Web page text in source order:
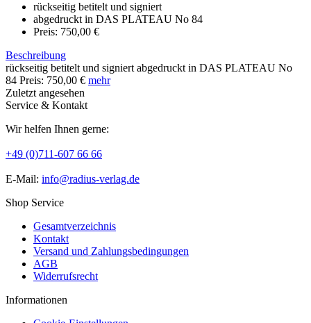
rückseitig betitelt und signiert
abgedruckt in DAS PLATEAU No 84
Preis: 750,00 €
Beschreibung
rückseitig betitelt und signiert abgedruckt in DAS PLATEAU No
84 Preis: 750,00 € mehr
Zuletzt angesehen
Service & Kontakt
Wir helfen Ihnen gerne:
+49 (0)711-607 66 66
E-Mail: info@radius-verlag.de
Shop Service
Gesamtverzeichnis
Kontakt
Versand und Zahlungsbedingungen
AGB
Widerrufsrecht
Informationen